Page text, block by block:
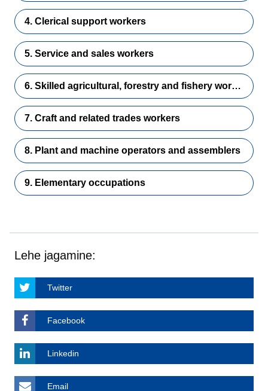
4. Clerical support workers
5. Service and sales workers
6. Skilled agricultural, forestry and fishery workers
7. Craft and related trades workers
8. Plant and machine operators and assemblers
9. Elementary occupations
Lehe jagamine:
Twitter
Facebook
Linkedin
Email